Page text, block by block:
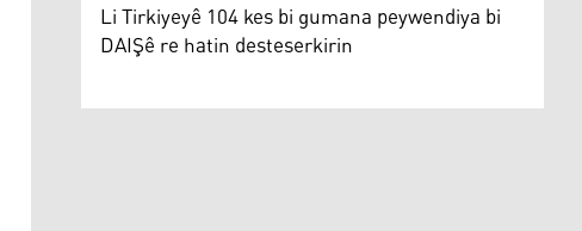
Li Tirkiyeyê 104 kes bi gumana peywendiya bi
DAIŞê re hatin desteserkirin